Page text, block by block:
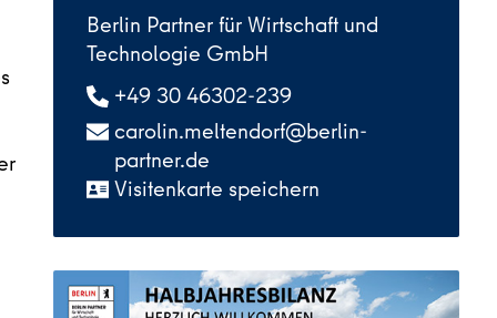
Berlin Partner für Wirtschaft und
Technologie GmbH
+49 30 46302-239
carolin.meltendorf@berlin-
partner.de
Visitenkarte speichern